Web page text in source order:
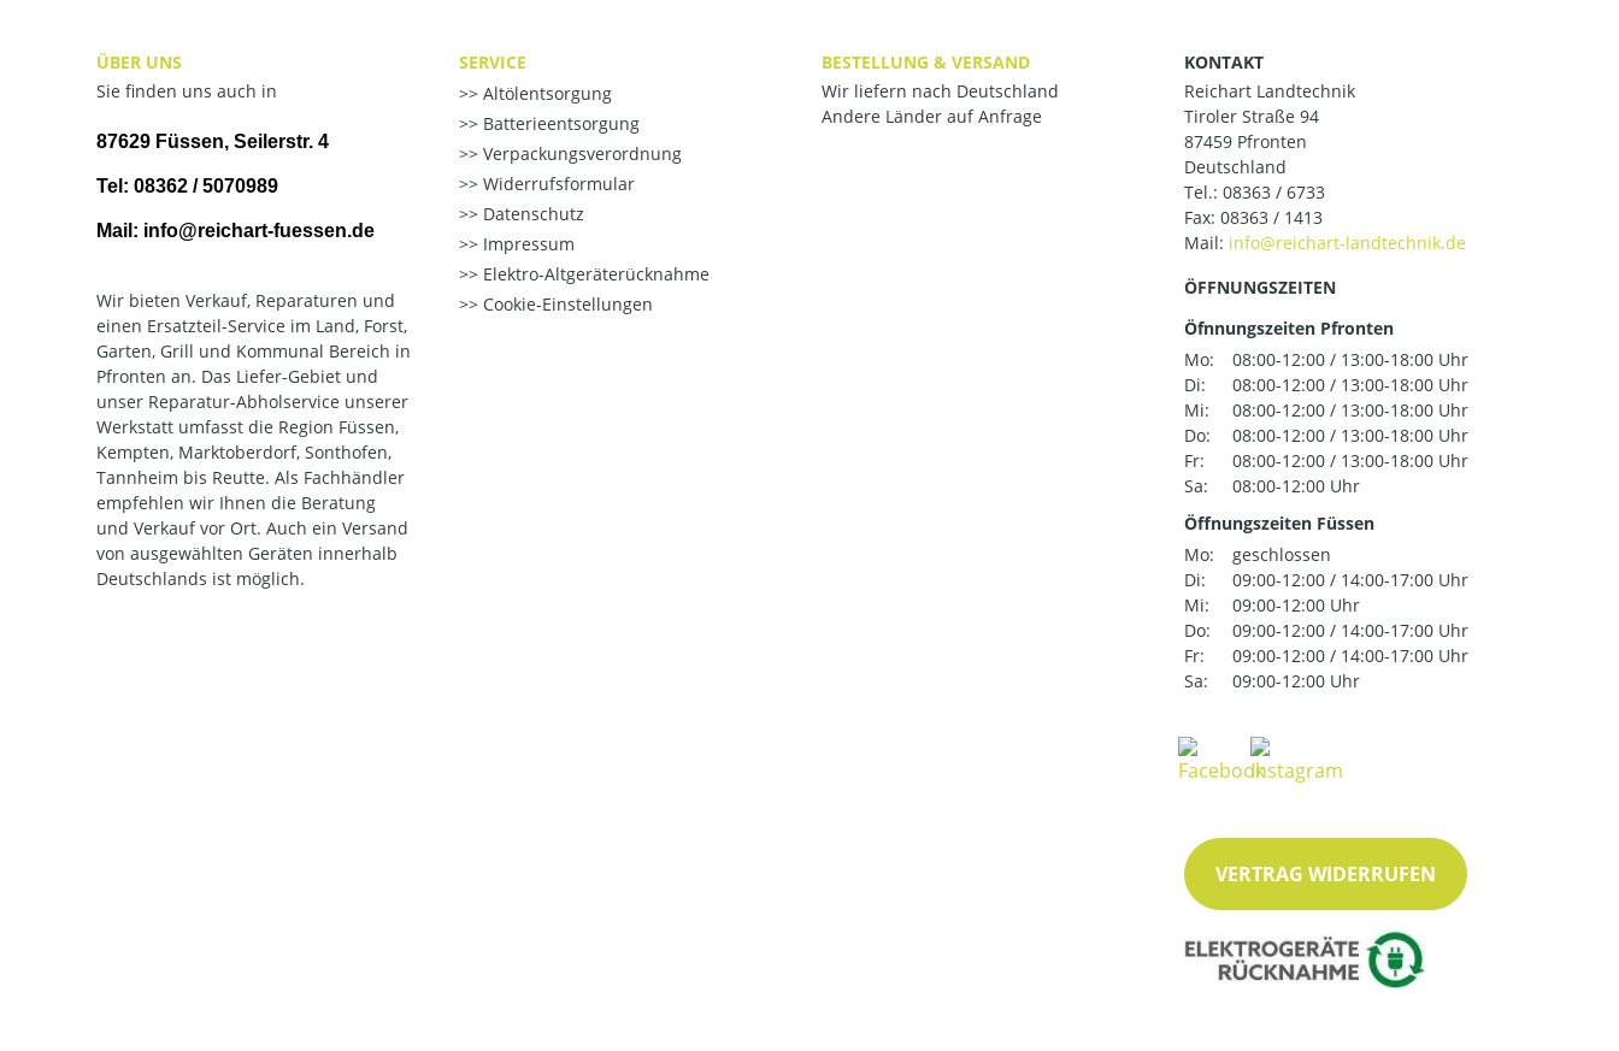
ÜBER UNS
Sie finden uns auch in
87629 Füssen, Seilerstr. 4
Tel: 08362 / 5070989
Mail: info@reichart-fuessen.de
Wir bieten Verkauf, Reparaturen und
einen Ersatzteil-Service im Land, Forst,
Garten, Grill und Kommunal Bereich in
Pfronten an. Das Liefer-Gebiet und
unser Reparatur-Abholservice unserer
Werkstatt umfasst die Region Füssen,
Kempten, Marktoberdorf, Sonthofen,
Tannheim bis Reutte. Als Fachhändler
empfehlen wir Ihnen die Beratung
und Verkauf vor Ort. Auch ein Versand
von ausgewählten Geräten innerhalb
Deutschlands ist möglich.
SERVICE
Altölentsorgung
Batterieentsorgung
Verpackungsverordnung
Widerrufsformular
Datenschutz
Impressum
Elektro-Altgeräterücknahme
Cookie-Einstellungen
BESTELLUNG & VERSAND
Wir liefern nach Deutschland
Andere Länder auf Anfrage
KONTAKT
Reichart Landtechnik
Tiroler Straße 94
87459 Pfronten
Deutschland
Tel.: 08363 / 6733
Fax: 08363 / 1413
Mail:
ÖFFNUNGSZEITEN
Öfnnungszeiten Pfronten
Mo:
08:00-12:00 / 13:00-18:00 Uhr
Di:
08:00-12:00 / 13:00-18:00 Uhr
Mi:
08:00-12:00 / 13:00-18:00 Uhr
Do:
08:00-12:00 / 13:00-18:00 Uhr
Fr:
08:00-12:00 / 13:00-18:00 Uhr
Sa:
08:00-12:00 Uhr
Öffnungszeiten Füssen
Mo:
geschlossen
Di:
09:00-12:00 / 14:00-17:00 Uhr
Mi:
09:00-12:00 Uhr
Do:
09:00-12:00 / 14:00-17:00 Uhr
Fr:
09:00-12:00 / 14:00-17:00 Uhr
Sa:
09:00-12:00 Uhr
VERTRAG WIDERRUFEN